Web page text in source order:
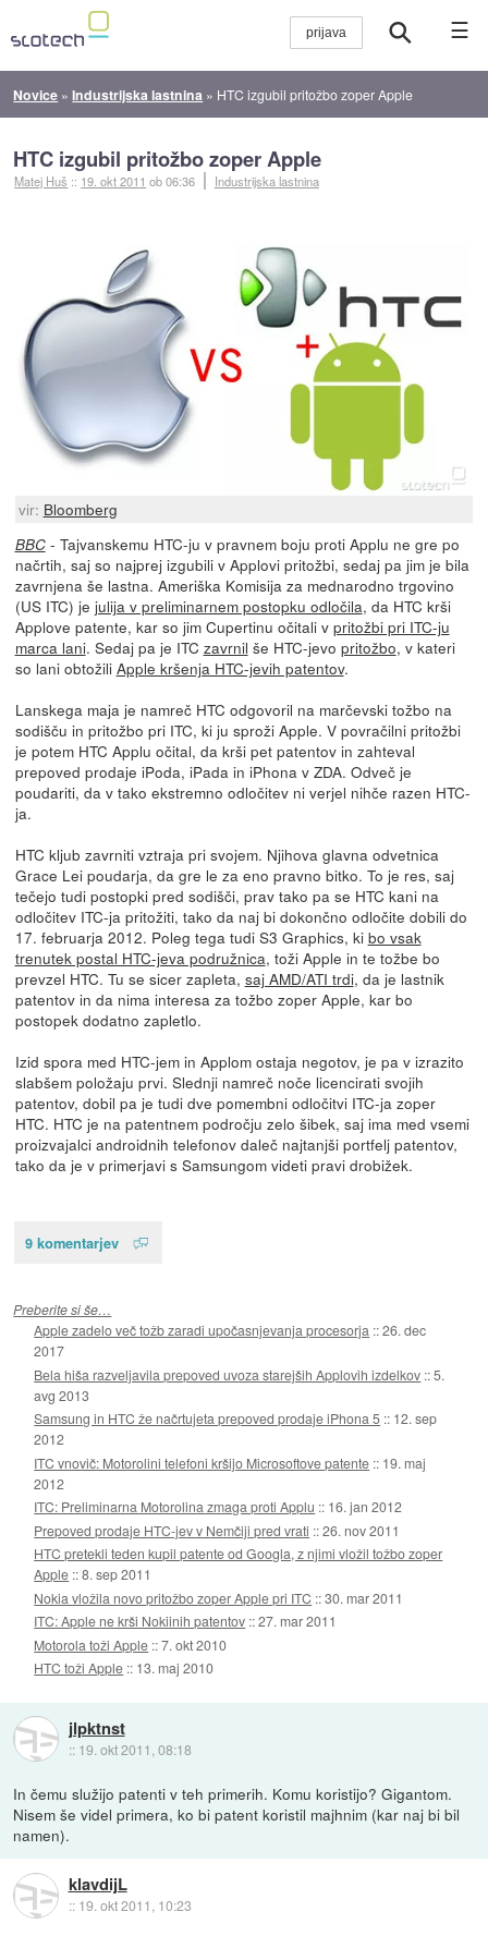
☰
Novice »Industrijska lastnina » HTC izgubil pritožbo zoper Apple
HTC izgubil pritožbo zoper Apple
Matej Huš :: 19. okt 2011 ob 06:36 Industrijska lastnina
vir: Bloomberg
BBC- Tajvanskemu HTC-ju v pravnem boju proti Applu ne gre po
načrtih, saj so najprej izgubili v Applovi pritožbi, sedaj pa jim je bila
zavrnjena še lastna. Ameriška Komisija za mednarodno trgovino
(US ITC) je julija v preliminarnem postopku odločila, da HTC krši
Applove patente, kar so jim Cupertinu očitali v pritožbi pri ITC-ju
marca lani. Sedaj pa je ITC zavrnil še HTC-jevo pritožbo, v kateri
so lani obtožili Apple kršenja HTC-jevih patentov.
Lanskega maja je namreč HTC odgovoril na marčevski tožbo na
sodišču in pritožbo pri ITC, ki ju sproži Apple. V povračilni pritožbi
je potem HTC Applu očital, da krši pet patentov in zahteval
prepoved prodaje iPoda, iPada in iPhona v ZDA. Odveč je
poudariti, da v tako ekstremno odločitev ni verjel nihče razen HTC-
ja.
HTC kljub zavrniti vztraja pri svojem. Njihova glavna odvetnica
Grace Lei poudarja, da gre le za eno pravno bitko. To je res, saj
tečejo tudi postopki pred sodišči, prav tako pa se HTC kani na
odločitev ITC-ja pritožiti, tako da naj bi dokončno odločite dobili do
17. februarja 2012. Poleg tega tudi S3 Graphics, ki bo vsak
trenutek postal HTC-jeva podružnica, toži Apple in te tožbe bo
prevzel HTC. Tu se sicer zapleta, saj AMD/ATI trdi, da je lastnik
patentov in da nima interesa za tožbo zoper Apple, kar bo
postopek dodatno zapletlo.
Izid spora med HTC-jem in Applom ostaja negotov, je pa v izrazito
slabšem položaju prvi. Slednji namreč noče licencirati svojih
patentov, dobil pa je tudi dve pomembni odločitvi ITC-ja zoper
HTC. HTC je na patentnem področju zelo šibek, saj ima med vsemi
proizvajalci androidnih telefonov daleč najtanjši portfelj patentov,
tako da je v primerjavi s Samsungom videti pravi drobižek.
9 komentarjev
Preberite si še…
Apple zadelo več tožb zaradi upočasnjevanja procesorja ::26. dec
2017
Bela hiša razveljavila prepoved uvoza starejših Applovih izdelkov ::5.
avg 2013
Samsung in HTC že načrtujeta prepoved prodaje iPhona 5 :: 12. sep
2012
ITC vnovič: Motorolini telefoni kršijo Microsoftove patente :: 19. maj
2012
ITC: Preliminarna Motorolina zmaga proti Applu :: 16. jan 2012
Prepoved prodaje HTC-jev v Nemčiji pred vrati ::26. nov 2011
HTC pretekli teden kupil patente od Googla, z njimi vložil tožbo zoper
Apple ::8. sep 2011
Nokia vložila novo pritožbo zoper Apple pri ITC ::30. mar 2011
ITC: Apple ne krši Nokiinih patentov ::27. mar 2011
Motorola toži Apple ::7. okt 2010
HTC toži Apple :: 13. maj 2010
jlpktnst
:: 19. okt 2011, 08:18
In čemu služijo patenti v teh primerih. Komu koristijo? Gigantom.
Nisem še videl primera, ko bi patent koristil majhnim (kar naj bi bil
namen).
klavdijL
:: 19. okt 2011, 10:23